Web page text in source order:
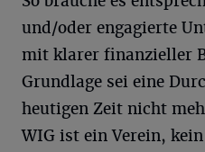
und/oder engagierte
mit klarer finanzieller
Grundlage sei eine
heutigen Zeit nicht
WIG ist ein Verein,